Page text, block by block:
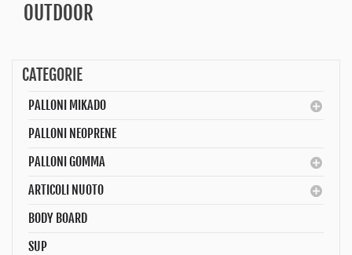
OUTDOOR
CATEGORIE
PALLONI MIKADO
PALLONI NEOPRENE
PALLONI GOMMA
ARTICOLI NUOTO
BODY BOARD
SUP